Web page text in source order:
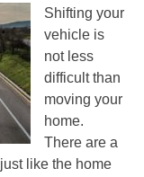
Shifting your
vehicle is
not less
difficult than
moving your
home.
There are a
just like the home